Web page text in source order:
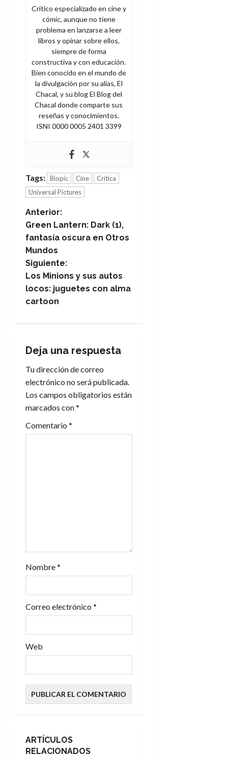
Crítico especializado en cine y
cómic, aunque no tiene
problema en lanzarse a leer
libros y opinar sobre ellos,
siempre de forma
constructiva y con educación.
Bien conocido en el mundo de
la divulgación por su alias, El
Chacal, y su blog El Blog del
Chacal donde comparte sus
reseñas y conocimientos.
ISNI 0000 0005 2401 3399
Tags: Biopic Cine
Crítica
Universal Pictures
N
a
v
e
g
c
i
ó
n
d
a
d
a
Anterior:
Green Lantern: Dark (1),
fantasía oscura en Otros
Mundos
Siguiente:
Los Minions y sus autos
locos: juguetes con alma
cartoon
Deja una respuesta
Tu dirección de correo
electrónico no será publicada.
Los campos obligatorios están
marcados con*
Comentario *
Nombre*
Correo electrónico *
Web
ARTÍCULOS
RELACIONADOS